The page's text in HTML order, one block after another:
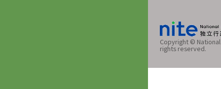
Copyright ©
rights reserved.